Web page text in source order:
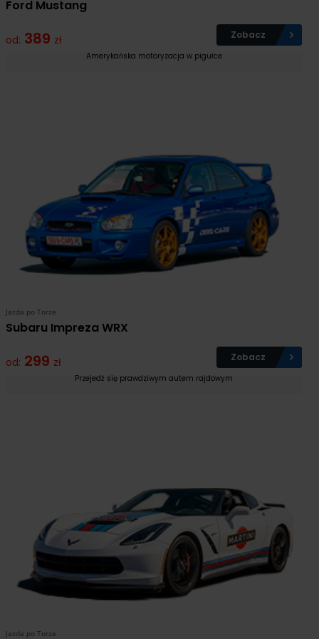
Ford Mustang
od: 389 zł Zobacz
Amerykańska motoryzacja w pigułce
Jazda po Torze
Subaru Impreza WRX
od: 299 zł Zobacz
Przejedź się prawdziwym autem rajdowym
Jazda po Torze